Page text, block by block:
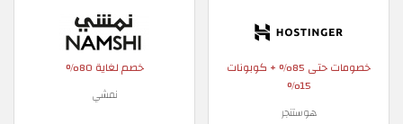
خصومات حتى 85% + كوبونات
15%
هوستنجر
خصم لغاية 80%
نمشي